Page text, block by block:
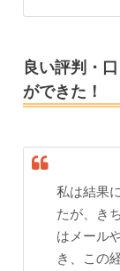
良い評判・
ができた！
私は結果
たが、き
はメール
き、この